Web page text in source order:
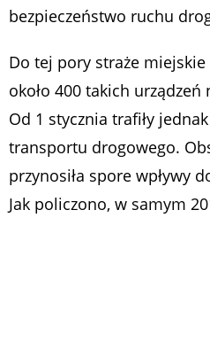
bezpieczeństwo ruchu
Do tej pory straże miejskie
około 400 takich urządzeń
Od 1 stycznia trafiły
transportu drogowego.
przynosiła spore wpływy
Jak policzono, w samym